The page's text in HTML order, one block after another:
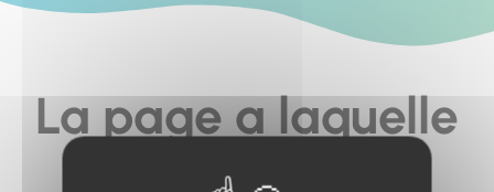
La page a laquelle
vous cherchez à